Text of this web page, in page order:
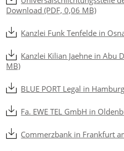
Download (PDF, 0,06 MB)
Kanzlei Funk Tenfelde in
Kanzlei Kilian Jaehne in Abu
MB)
BLUE PORT Legal in
Fa. EWE TEL GmbH in
Commerzbank in Frankfurt